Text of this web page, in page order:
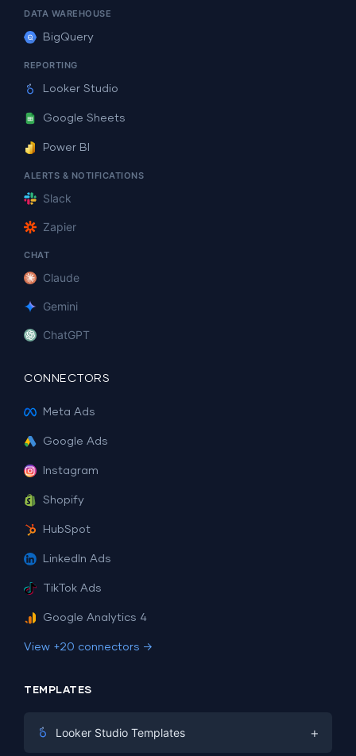
DATA WAREHOUSE
BigQuery
REPORTING
Looker Studio
Google Sheets
Power BI
ALERTS & NOTIFICATIONS
Slack
Zapier
CHAT
Claude
Gemini
ChatGPT
CONNECTORS
Meta Ads
Google Ads
Instagram
Shopify
HubSpot
LinkedIn Ads
TikTok Ads
Google Analytics 4
View +20 connectors →
TEMPLATES
Looker Studio Templates +